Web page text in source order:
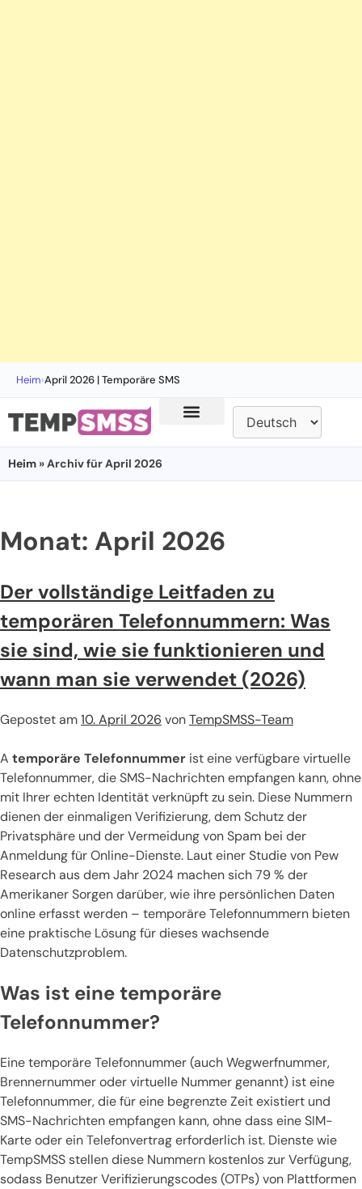
Heim›April 2026 | Temporäre SMS
Heim » Archiv für April 2026
Monat: April 2026
Der vollständige Leitfaden zu
temporären Telefonnummern: Was
sie sind, wie sie funktionieren und
wann man sie verwendet (2026)
Gepostet am10. April 2026 vonTempSMSS-Team
A temporäre Telefonnummer ist eine verfügbare virtuelle
Telefonnummer, die SMS-Nachrichten empfangen kann, ohne
mit Ihrer echten Identität verknüpft zu sein. Diese Nummern
dienen der einmaligen Verifizierung, dem Schutz der
Privatsphäre und der Vermeidung von Spam bei der
Anmeldung für Online-Dienste. Laut einer Studie von Pew
Research aus dem Jahr 2024 machen sich 79 % der
Amerikaner Sorgen darüber, wie ihre persönlichen Daten
online erfasst werden – temporäre Telefonnummern bieten
eine praktische Lösung für dieses wachsende
Datenschutzproblem.
Was ist eine temporäre
Telefonnummer?
Eine temporäre Telefonnummer (auch Wegwerfnummer,
Brennernummer oder virtuelle Nummer genannt) ist eine
Telefonnummer, die für eine begrenzte Zeit existiert und
SMS-Nachrichten empfangen kann, ohne dass eine SIM-
Karte oder ein Telefonvertrag erforderlich ist. Dienste wie
TempSMSS stellen diese Nummern kostenlos zur Verfügung,
sodass Benutzer Verifizierungscodes (OTPs) von Plattformen